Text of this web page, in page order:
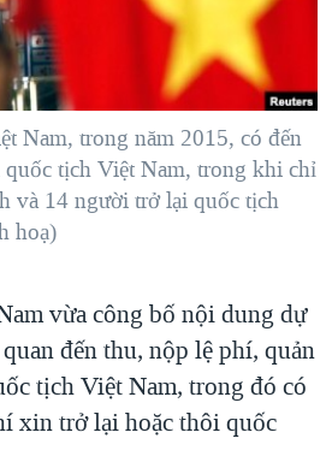
2024
TẠI DẢI GAZA
CON ĐƯỜNG
HẠ 'BÊN THẮNG CUỘC'
AFGHANISTAN
Ở VIỆT NAM
KIM TẠI VIỆT NAM
CHÍNH PHỦ VIỆT NAM
Nam, trong năm 2015, có đến
tịch Việt Nam, trong khi chỉ
và 14 người trở lại quốc tịch
hoạ)
vừa công bố nội dung dự
đến thu, nộp lệ phí, quản
tịch Việt Nam, trong đó có
xin trở lại hoặc thôi quốc